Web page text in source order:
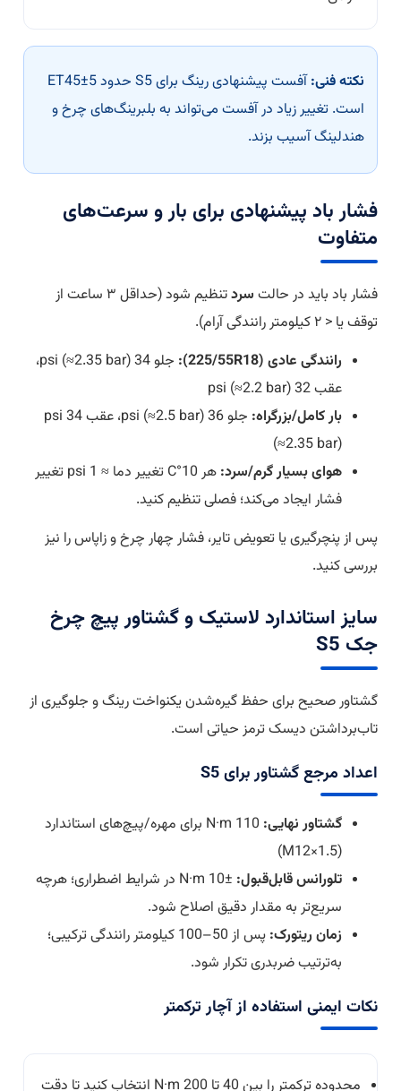
نکته فنی:
آفست پیشنهادی رینگ برای S5 حدود ET45±5
است. تغییر زیاد در آفست می‌تواند به بلبرینگ‌های چرخ و
هندلینگ آسیب بزند.
فشار باد پیشنهادی برای بار و سرعت‌های
متفاوت
فشار باد باید در حالت سرد
تنظیم شود (حداقل ۳ ساعت از
توقف یا < ۲ کیلومتر رانندگی آرام).
رانندگی عادی (225/55R18):
جلو 34 psi (≈2.35 bar)،
عقب 32 psi (≈2.2 bar)
بار کامل/بزرگراه:
جلو 36 psi (≈2.5 bar)، عقب 34 psi
(≈2.35 bar)
هوای بسیار گرم/سرد:
هر 10°C تغییر دما ≈ 1 psi تغییر
فشار ایجاد می‌کند؛ فصلی تنظیم کنید.
پس از پنچرگیری یا تعویض تایر، فشار چهار چرخ و زاپاس را نیز
بررسی کنید.
سایز استاندارد لاستیک و گشتاور پیچ چرخ
جک S5
گشتاور صحیح برای حفظ گیره‌شدن یکنواخت رینگ و جلوگیری از
تاب‌برداشتن دیسک ترمز حیاتی است.
اعداد مرجع گشتاور برای S5
گشتاور نهایی:
110 N·m برای مهره/پیچ‌های استاندارد
(M12×1.5)
تلورانس قابل‌قبول:
±10 N·m در شرایط اضطراری؛ هرچه
سریع‌تر به مقدار دقیق اصلاح شود.
زمان ریتورک:
پس از 50–100 کیلومتر رانندگی ترکیبی؛
به‌ترتیب ضربدری تکرار شود.
نکات ایمنی استفاده از آچار ترکمتر
محدوده ترکمتر را بین 40 تا 200 N·m انتخاب کنید تا دقت